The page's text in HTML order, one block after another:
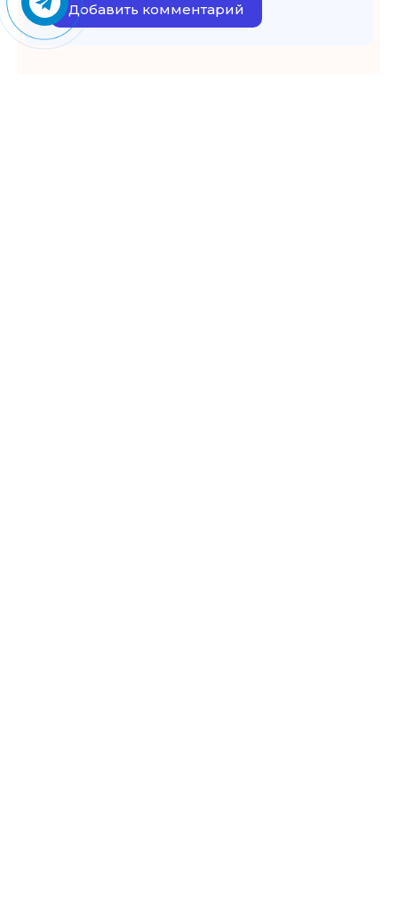
Добавить комментарий